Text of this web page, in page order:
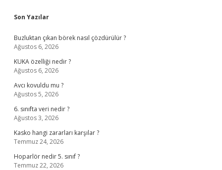
Sidebar
Son Yazılar
Buzluktan çıkan börek nasıl çözdürülür ?
Ağustos 6, 2026
KUKA özelliği nedir ?
Ağustos 6, 2026
Avcı kovuldu mu ?
Ağustos 5, 2026
6. sınıfta veri nedir ?
Ağustos 3, 2026
Kasko hangi zararları karşılar ?
Temmuz 24, 2026
Hoparlör nedir 5. sınıf ?
Temmuz 22, 2026